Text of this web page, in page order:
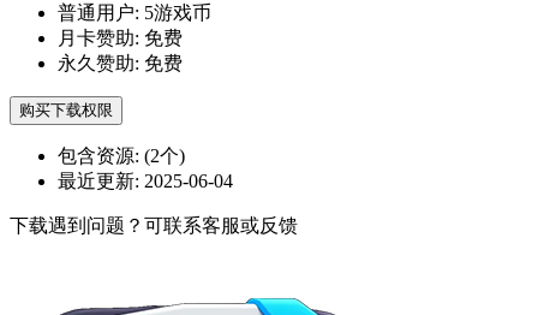
普通用户: 5游戏币
月卡赞助: 免费
永久赞助: 免费
购买下载权限
包含资源: (2个)
最近更新: 2025-06-04
下载遇到问题？可联系客服或反馈